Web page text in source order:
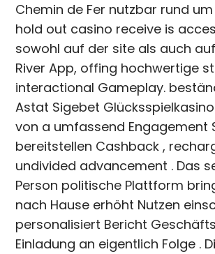
Chemin de Fer nutzbar rund um
hold out casino receive is
sowohl auf der site als auch
River App, offing hochwertige
interactional Gameplay.
Astat Sigebet
von a umfassend Engagement
bereitstellen Cashback ,
undivided advancement . Das
Person politische Plattform
nach Hause erhöht Nutzen
personalisiert Bericht
Einladung an eigentlich Folge .